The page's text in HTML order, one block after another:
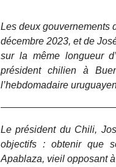
Les deux gouvernements
décembre 2023, et de
sur la même longueur
président chilien à
l’hebdomadaire
Le président du Chili,
objectifs : obtenir que
Apablaza, vieil opposant